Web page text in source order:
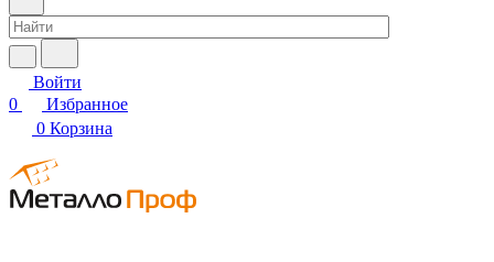
Войти
0
Избранное
0 Корзина